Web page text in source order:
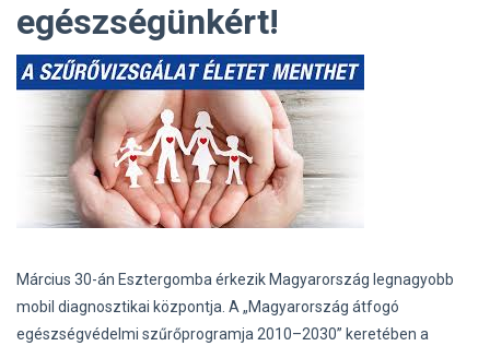
egészségünkért!
Március 30-án Esztergomba érkezik Magyarország legnagyobb
mobil diagnosztikai központja. A „Magyarország átfogó
egészségvédelmi szűrőprogramja 2010–2030” keretében a